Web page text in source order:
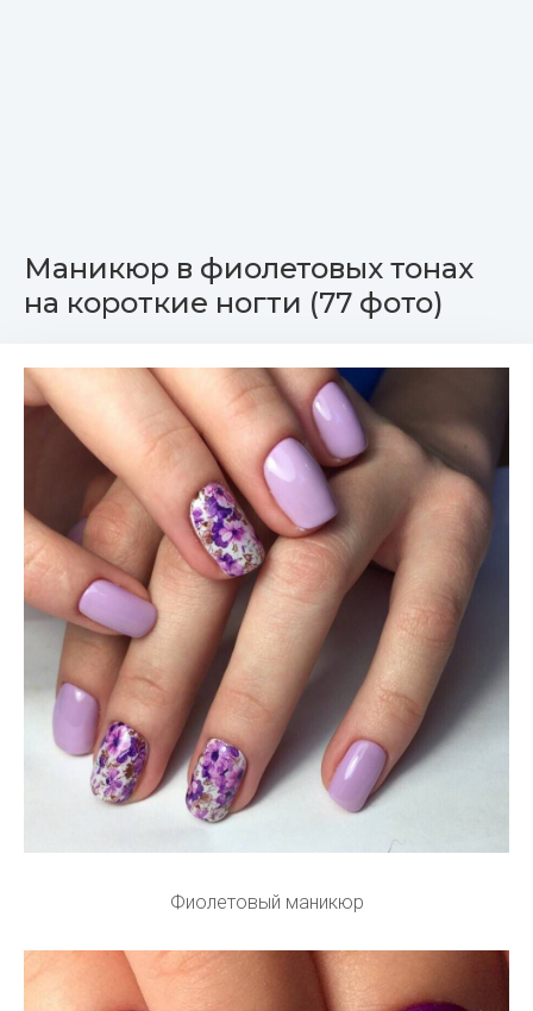
Маникюр в фиолетовых тонах
на короткие ногти (77 фото)
Фиолетовый маникюр